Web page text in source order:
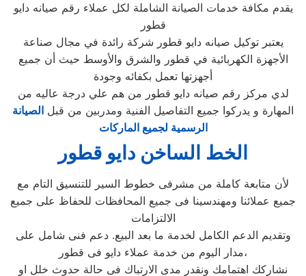
يقدم مكافة خدمات الصيانة الشاملة لكل عملاء رقم صيانه دايو
قطور
يعتبر توكيل صيانه دايو قطور شركة رائدة في مجال صناعة
الأجهزة الكهربائية في قطور والشرق والأوسط حيث أن جميع
أجهزتها تعمل بكفائه وجودة
لدي مركز رقم صيانه دايو قطور من هم علي درجة عاليه من
المهارة و يدركوا جميع التفاصيل الفنية ومدربين من قبل الصيانة
الرسمية لجميع الماركات
الخط الساخن دايو قطور
لأن متابعة كاملة من مشرفى خطوط السير للتنسيق التام مع
جميع عملائنا ومهندسينا فى جميع المحافظات للحفاظ على جميع
الالتزامات
وتقديم الدعم الكامل لخدمة ما بعد البيع. دعم فنى شامل على
مدار اليوم من خدمة عملاء دايو فى قطور،
نشاركك اهتمامك ونقدر مدى الارتباك فى حالة حدوث خلل او